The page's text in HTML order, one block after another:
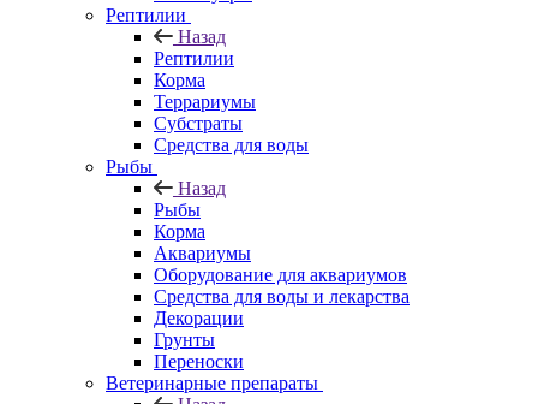
Рептилии
Назад
Рептилии
Корма
Террариумы
Субстраты
Средства для воды
Рыбы
Назад
Рыбы
Корма
Аквариумы
Оборудование для аквариумов
Средства для воды и лекарства
Декорации
Грунты
Переноски
Ветеринарные препараты